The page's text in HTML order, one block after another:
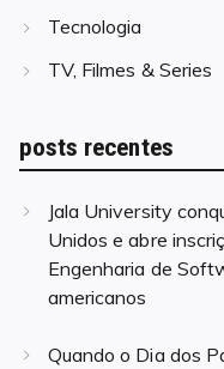
Tecnologia
TV, Filmes & Series
posts recentes
Jala University
Unidos e abre
Engenharia de
americanos
Quando o Dia dos